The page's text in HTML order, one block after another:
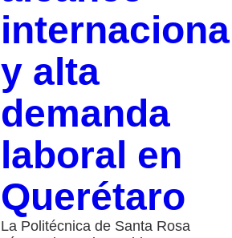
y alta
demanda
laboral en
Querétaro
La Politécnica de Santa Rosa